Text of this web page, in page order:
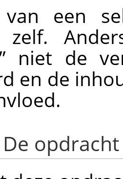
van een
zelf.
niet de
en de
De